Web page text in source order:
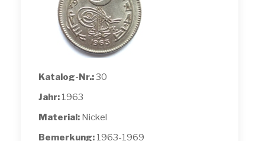
Katalog-Nr.:30
Jahr: 1963
Material: Nickel
Bemerkung: 1963-1969